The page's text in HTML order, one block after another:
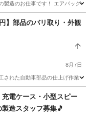
製造のお仕事です！ エアバッグ
】部品のバリ取り・外観
8月7日
れた自動車部品の仕上げ作業・
給充電ケース・小型スピー
造スタッフ募集🎵